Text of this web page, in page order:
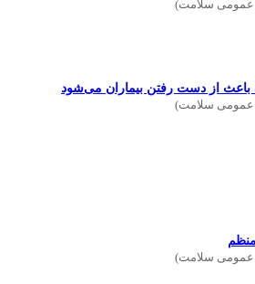
عمومی سلامت)
عمومی سلامت)
عمومی سلامت)